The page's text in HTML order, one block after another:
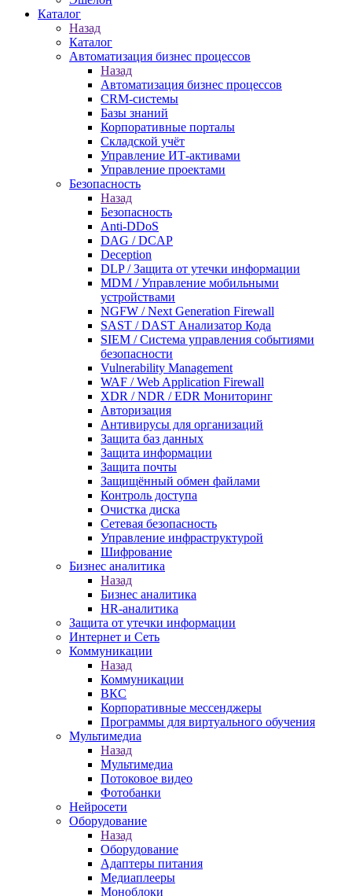
Каталог
Назад
Каталог
Автоматизация бизнес процессов
Назад
Автоматизация бизнес процессов
CRM-системы
Базы знаний
Корпоративные порталы
Складской учёт
Управление ИТ-активами
Управление проектами
Безопасность
Назад
Безопасность
Anti-DDoS
DAG / DCAP
Deception
DLP / Защита от утечки информации
MDM / Управление мобильными
устройствами
NGFW / Next Generation Firewall
SAST / DAST Анализатор Кода
SIEM / Система управления событиями
безопасности
Vulnerability Management
WAF / Web Application Firewall
XDR / NDR / EDR Мониторинг
Авторизация
Антивирусы для организаций
Защита баз данных
Защита информации
Защита почты
Защищённый обмен файлами
Контроль доступа
Очистка диска
Сетевая безопасность
Управление инфраструктурой
Шифрование
Бизнес аналитика
Назад
Бизнес аналитика
HR-аналитика
Защита от утечки информации
Интернет и Сеть
Коммуникации
Назад
Коммуникации
ВКС
Корпоративные мессенджеры
Программы для виртуального обучения
Мультимедиа
Назад
Мультимедиа
Потоковое видео
Фотобанки
Нейросети
Оборудование
Назад
Оборудование
Адаптеры питания
Медиаплееры
Моноблоки